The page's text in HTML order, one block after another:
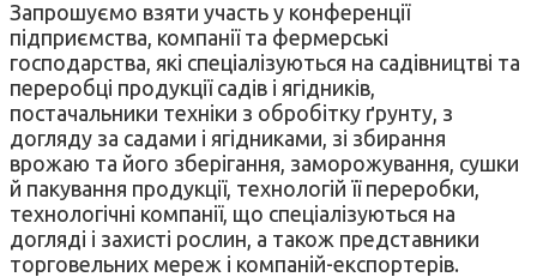
Запрошуємо взяти участь у конференції
підприємства, компанії та фермерські
господарства, які спеціалізуються на садівництві та
переробці продукції садів і ягідників,
постачальники техніки з обробітку ґрунту, з
догляду за садами і ягідниками, зі збирання
врожаю та його зберігання, заморожування, сушки
й пакування продукції, технологій її переробки,
технологічні компанії, що спеціалізуються на
догляді і захисті рослин, а також представники
торговельних мереж і компаній-експортерів.